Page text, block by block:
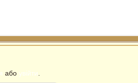
абоувійти